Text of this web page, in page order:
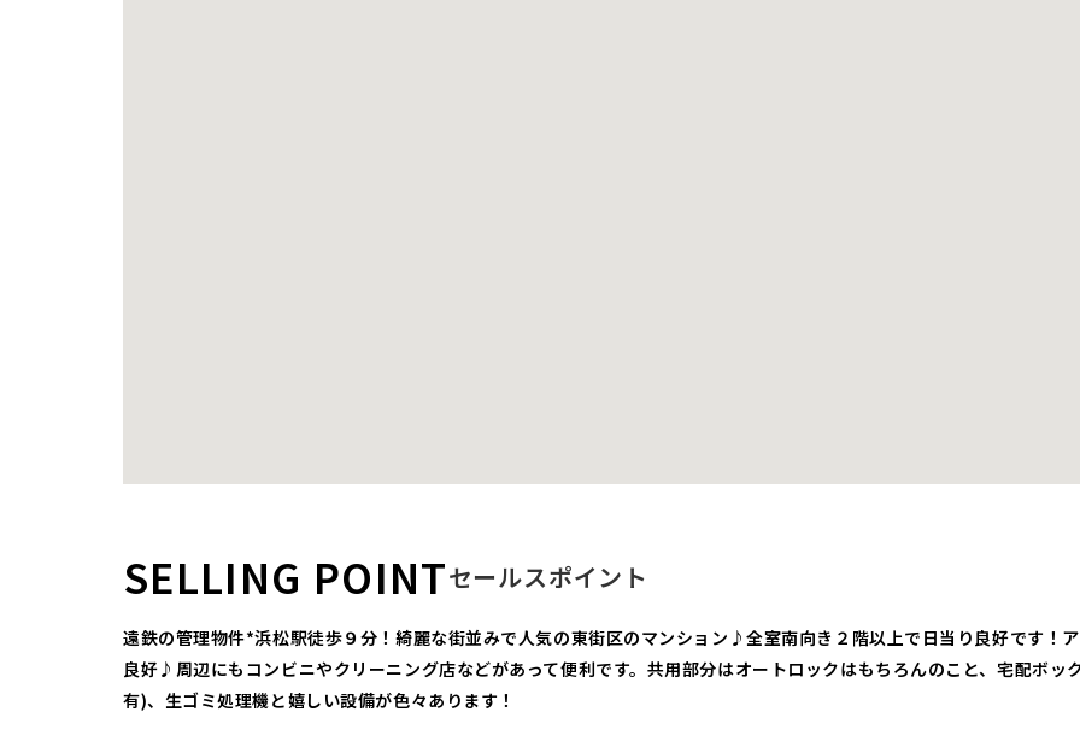
SELLING POINTセールスポイント
遠鉄の管理物件*浜松駅徒歩９分！綺麗な街並みで人気の東街区のマンション♪全室南向き２階以上で日当り良好です！
良好♪周辺にもコンビニやクリーニング店などがあって便利です。共用部分はオートロックはもちろんのこと、宅配ボッ
有)、生ゴミ処理機と嬉しい設備が色々あります！